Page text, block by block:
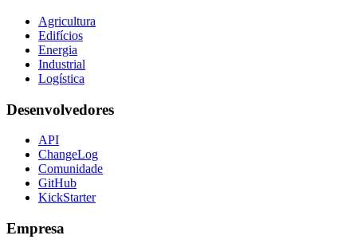
Agricultura
Edifícios
Energia
Industrial
Logística
Desenvolvedores
API
ChangeLog
Comunidade
GitHub
KickStarter
Empresa